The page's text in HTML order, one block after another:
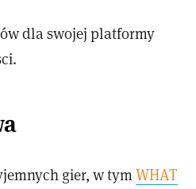
dla swojej platformy
gier, w tymWHAT